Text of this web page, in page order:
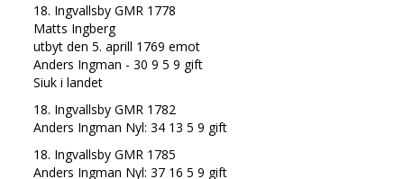
18. Ingvallsby GMR 1778
Matts Ingberg
utbyt den 5. aprill 1769 emot
Anders Ingman - 30 9 5 9 gift
Siuk i landet
18. Ingvallsby GMR 1782
Anders Ingman Nyl: 34 13 5 9 gift
18. Ingvallsby GMR 1785
Anders Ingman Nyl: 37 16 5 9 gift